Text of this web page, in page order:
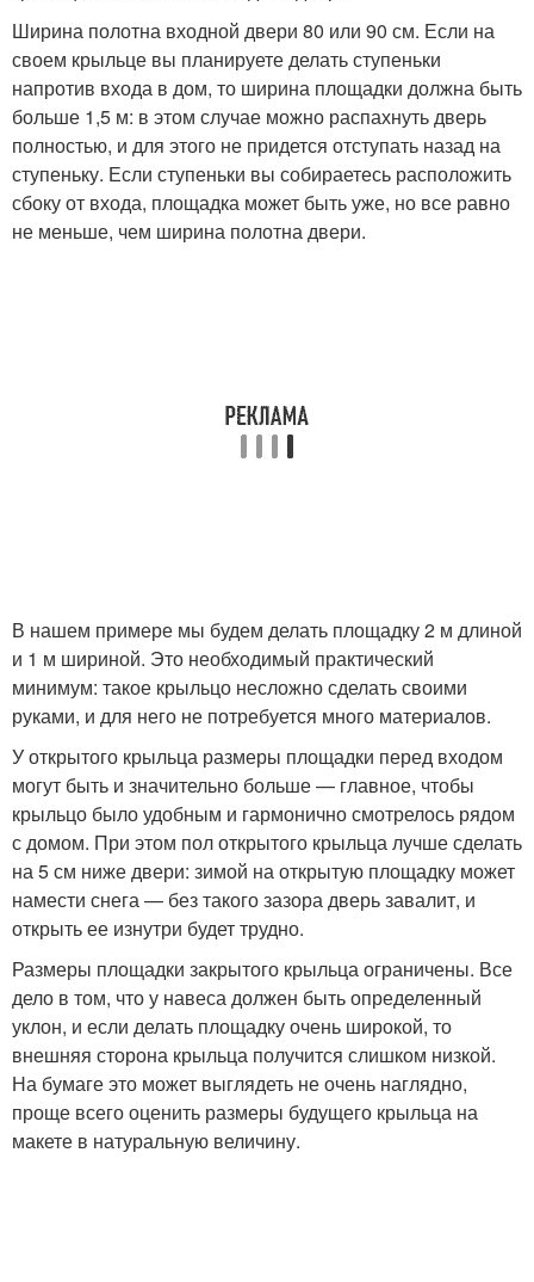
Ширина полотна входной двери 80 или 90 см. Если на
своем крыльце вы планируете делать ступеньки
напротив входа в дом, то ширина площадки должна быть
больше 1,5 м: в этом случае можно распахнуть дверь
полностью, и для этого не придется отступать назад на
ступеньку. Если ступеньки вы собираетесь расположить
сбоку от входа, площадка может быть уже, но все равно
не меньше, чем ширина полотна двери.
В нашем примере мы будем делать площадку 2 м длиной
и 1 м шириной. Это необходимый практический
минимум: такое крыльцо несложно сделать своими
руками, и для него не потребуется много материалов.
У открытого крыльца размеры площадки перед входом
могут быть и значительно больше — главное, чтобы
крыльцо было удобным и гармонично смотрелось рядом
с домом. При этом пол открытого крыльца лучше сделать
на 5 см ниже двери: зимой на открытую площадку может
намести снега — без такого зазора дверь завалит, и
открыть ее изнутри будет трудно.
Размеры площадки закрытого крыльца ограничены. Все
дело в том, что у навеса должен быть определенный
уклон, и если делать площадку очень широкой, то
внешняя сторона крыльца получится слишком низкой.
На бумаге это может выглядеть не очень наглядно,
проще всего оценить размеры будущего крыльца на
макете в натуральную величину.